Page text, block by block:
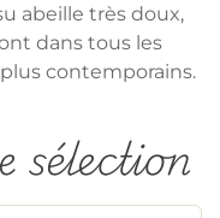
abeille très doux,
dans tous les
contemporains.
sélection